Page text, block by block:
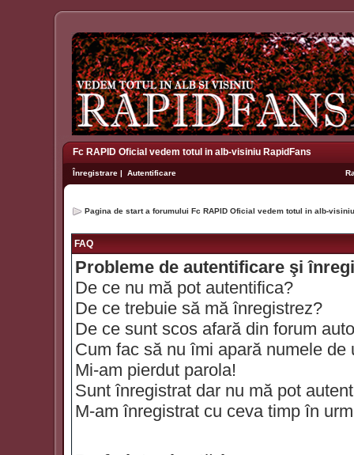
Fc RAPID Oficial vedem totul in alb-visiniu RapidFans
Înregistrare | Autentificare
Pagina de start a forumului Fc RAPID Oficial vedem totul in alb-
FAQ
Probleme de autentificare şi
De ce nu mă pot autentifica?
De ce trebuie să mă înregistrez?
De ce sunt scos afară din forum
Cum fac să nu îmi apară numele
Mi-am pierdut parola!
Sunt înregistrat dar nu mă pot
M-am înregistrat cu ceva timp în